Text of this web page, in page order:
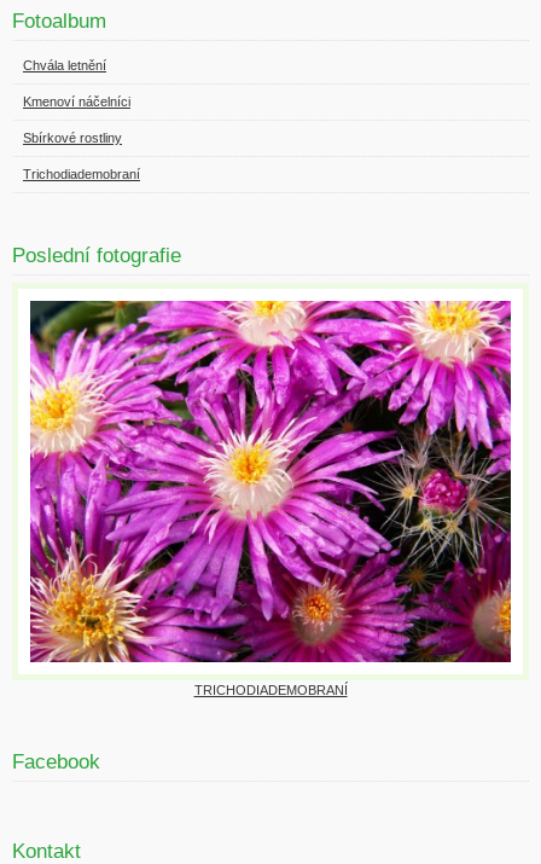
Fotoalbum
Chvála letnění
Kmenoví náčelníci
Sbírkové rostliny
Trichodiademobraní
Poslední fotografie
TRICHODIADEMOBRANÍ
Facebook
Kontakt